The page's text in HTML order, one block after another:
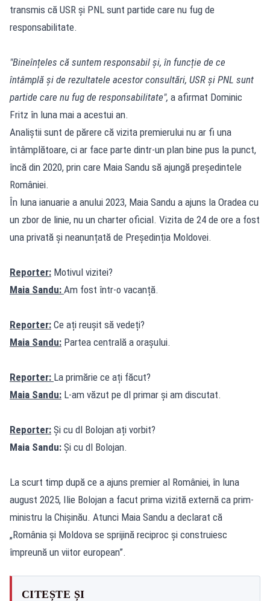
transmis că USR și PNL sunt partide care nu fug de
responsabilitate.
"Bineînțeles că suntem responsabil și, în funcție de ce
întâmplă și de rezultatele acestor consultări, USR și PNL sunt
partide care nu fug de responsabilitate", a afirmat Dominic
Fritz în luna mai a acestui an.
Analiștii sunt de părere că vizita premierului nu ar fi una
întâmplătoare, ci ar face parte dintr-un plan bine pus la punct,
încă din 2020, prin care Maia Sandu să ajungă președintele
României.
În luna ianuarie a anului 2023, Maia Sandu a ajuns la Oradea cu
un zbor de linie, nu un charter oficial. Vizita de 24 de ore a fost
una privată și neanunțată de Președinția Moldovei.
Reporter: Motivul vizitei?
Maia Sandu: Am fost într-o vacanță.
Reporter: Ce ați reușit să vedeți?
Maia Sandu: Partea centrală a orașului.
Reporter: La primărie ce ați făcut?
Maia Sandu: L-am văzut pe dl primar și am discutat.
Reporter: Și cu dl Bolojan ați vorbit?
Maia Sandu: Și cu dl Bolojan.
La scurt timp după ce a ajuns premier al României, în luna
august 2025, Ilie Bolojan a facut prima vizită externă ca prim-
ministru la Chișinău. Atunci Maia Sandu a declarat că
„România și Moldova se sprijină reciproc și construiesc
împreună un viitor european”.
CITEȘTE ȘI